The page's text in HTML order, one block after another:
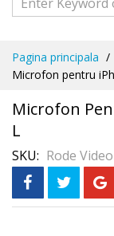
Continut
Pagina principala
Microfon pentru
Microfon
L
SKU Rode